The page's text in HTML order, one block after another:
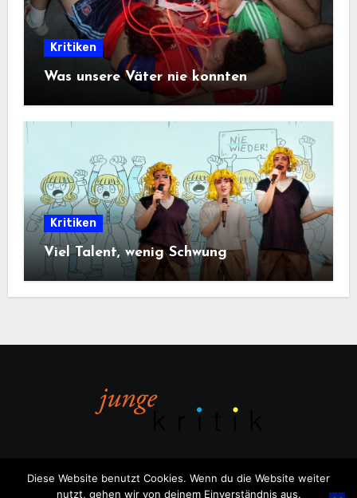
Kritiken
Was unsere Väter nie konnten
Kritiken
Viel Talent, wenig Schwung
Diese Website benutzt Cookies. Wenn du die Website weiter
nutzt, gehen wir von deinem Einverständnis aus.